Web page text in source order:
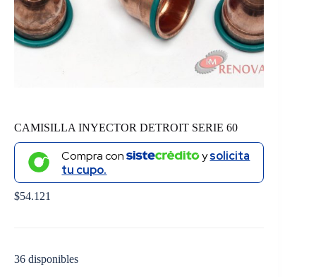
CAMISILLA INYECTOR DETROIT SERIE 60
Compra con ysolicita
tu cupo.
$54.121
36 disponibles